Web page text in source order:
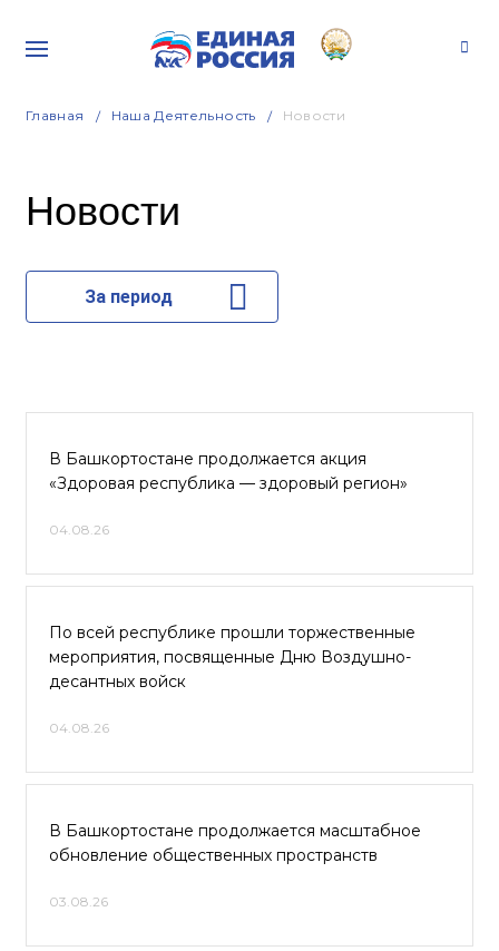
Главная Наша Деятельность Новости
Новости
За период
В Башкортостане продолжается акция
«Здоровая республика — здоровый регион»
04.08.26
По всей республике прошли торжественные
мероприятия, посвященные Дню Воздушно-
десантных войск
04.08.26
В Башкортостане продолжается масштабное
обновление общественных пространств
03.08.26